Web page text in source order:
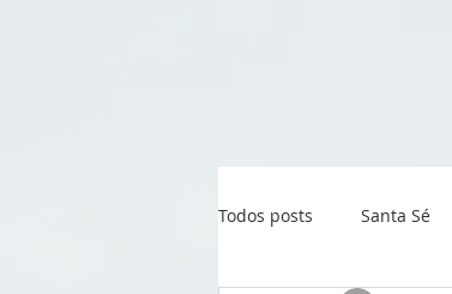
Todos posts Santa Sé